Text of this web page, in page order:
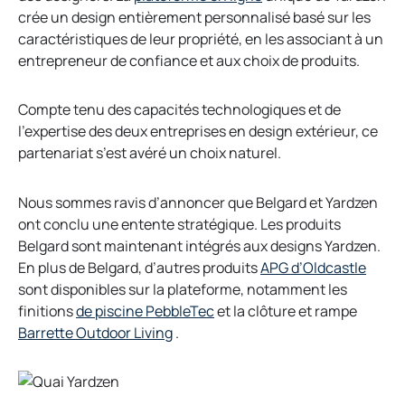
crée un design entièrement personnalisé basé sur les
caractéristiques de leur propriété, en les associant à un
entrepreneur de confiance et aux choix de produits.
Compte tenu des capacités technologiques et de
l’expertise des deux entreprises en design extérieur, ce
partenariat s’est avéré un choix naturel.
Nous sommes ravis d’annoncer que Belgard et Yardzen
ont conclu une entente stratégique. Les produits
Belgard sont maintenant intégrés aux designs Yardzen.
En plus de Belgard, d’autres produitsAPG d’Oldcastle
sont disponibles sur la plateforme, notamment les
finitionsde piscine PebbleTecet la clôture et rampe
Barrette Outdoor Living.